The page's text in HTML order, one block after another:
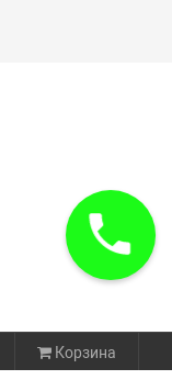
Корзина